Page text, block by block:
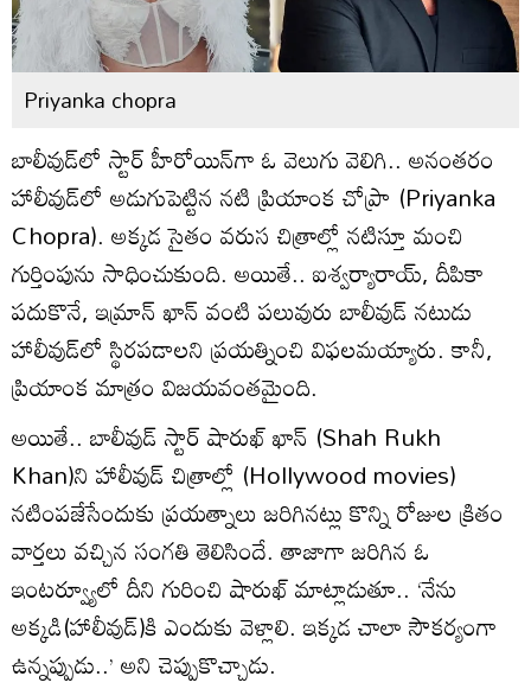
Priyanka chopra
బాలీవుడ్‌లో స్టార్ హీరోయిన్‌గా ఓ వెలుగు వెలిగి.. అనంతరం
హాలీవుడ్‌లో అడుగుపెట్టిన నటి ప్రియాంక చోప్రా (Priyanka
Chopra). అక్కడ సైతం వరుస చిత్రాల్లో నటిస్తూ మంచి
గుర్తింపును సాధించుకుంది. అయితే.. ఐశ్వర్యారాయ్, దీపికా
పదుకొనే, ఇమ్రాన్ ఖాన్ వంటి పలువురు బాలీవుడ్ నటుడు
హాలీవుడ్‌లో స్థిరపడాలని ప్రయత్నించి విఫలమయ్యారు. కానీ,
ప్రియాంక మాత్రం విజయవంతమైంది.
అయితే.. బాలీవుడ్ స్టార్ షారుఖ్ ఖాన్‌ (Shah Rukh
Khan)ని హాలీవుడ్ చిత్రాల్లో (Hollywood movies)
నటింపజేసేందుకు ప్రయత్నాలు జరిగినట్లు కొన్ని రోజుల క్రితం
వార్తలు వచ్చిన సంగతి తెలిసిందే. తాజాగా జరిగిన ఓ
ఇంటర్వ్యూలో దీని గురించి షారుఖ్ మాట్లాడుతూ.. ‘నేను
అక్కడి(హాలీవుడ్)కి ఎందుకు వెళ్లాలి. ఇక్కడ చాలా సౌకర్యంగా
ఉన్నప్పుడు..’ అని చెప్పుకొచ్చాడు.